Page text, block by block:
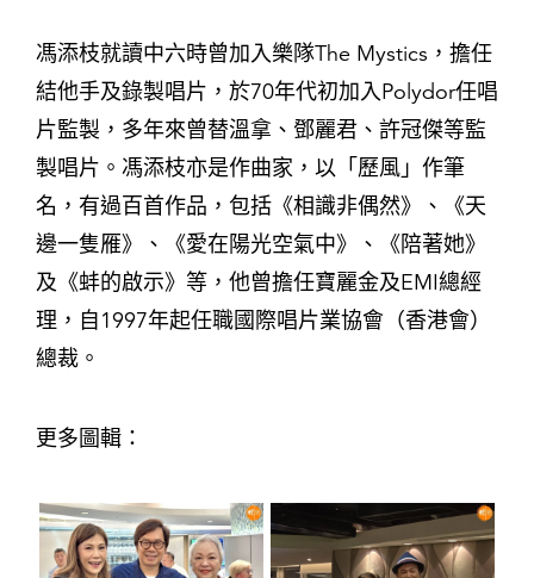
馮添枝就讀中六時曾加入樂隊The Mystics，擔任
結他手及錄製唱片，於70年代初加入Polydor任唱
片監製，多年來曾替溫拿、鄧麗君、許冠傑等監
製唱片。馮添枝亦是作曲家，以「歷風」作筆
名，有過百首作品，包括《相識非偶然》、《天
邊一隻雁》、《愛在陽光空氣中》、《陪著她》
及《蚌的啟示》等，他曾擔任寶麗金及EMI總經
理，自1997年起任職國際唱片業協會（香港會）
總裁。
更多圖輯：